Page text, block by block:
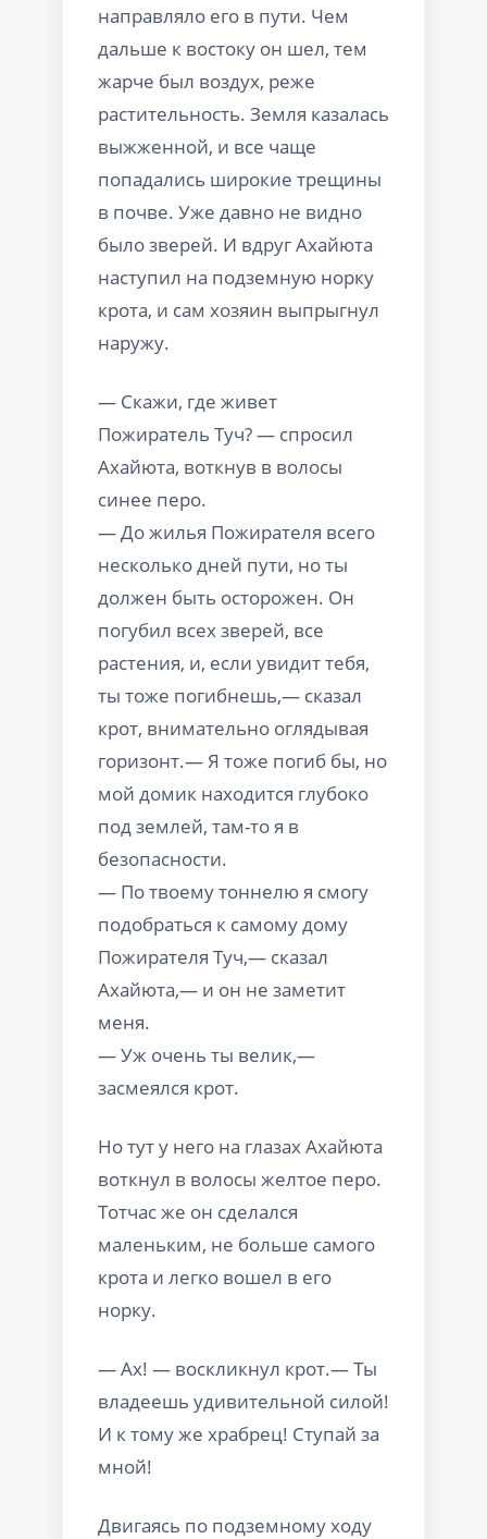
направляло его в пути. Чем
дальше к востоку он шел, тем
жарче был воздух, реже
растительность. Земля казалась
выжженной, и все чаще
попадались широкие трещины
в почве. Уже давно не видно
было зверей. И вдруг Ахайюта
наступил на подземную норку
крота, и сам хозяин выпрыгнул
наружу.
— Скажи, где живет
Пожиратель Туч? — спросил
Ахайюта, воткнув в волосы
синее перо.
— До жилья Пожирателя всего
несколько дней пути, но ты
должен быть осторожен. Он
погубил всех зверей, все
растения, и, если увидит тебя,
ты тоже погибнешь,— сказал
крот, внимательно оглядывая
горизонт.— Я тоже погиб бы, но
мой домик находится глубоко
под землей, там-то я в
безопасности.
— По твоему тоннелю я смогу
подобраться к самому дому
Пожирателя Туч,— сказал
Ахайюта,— и он не заметит
меня.
— Уж очень ты велик,—
засмеялся крот.
Но тут у него на глазах Ахайюта
воткнул в волосы желтое перо.
Тотчас же он сделался
маленьким, не больше самого
крота и легко вошел в его
норку.
— Ах! — воскликнул крот.— Ты
владеешь удивительной силой!
И к тому же храбрец! Ступай за
мной!
Двигаясь по подземному ходу